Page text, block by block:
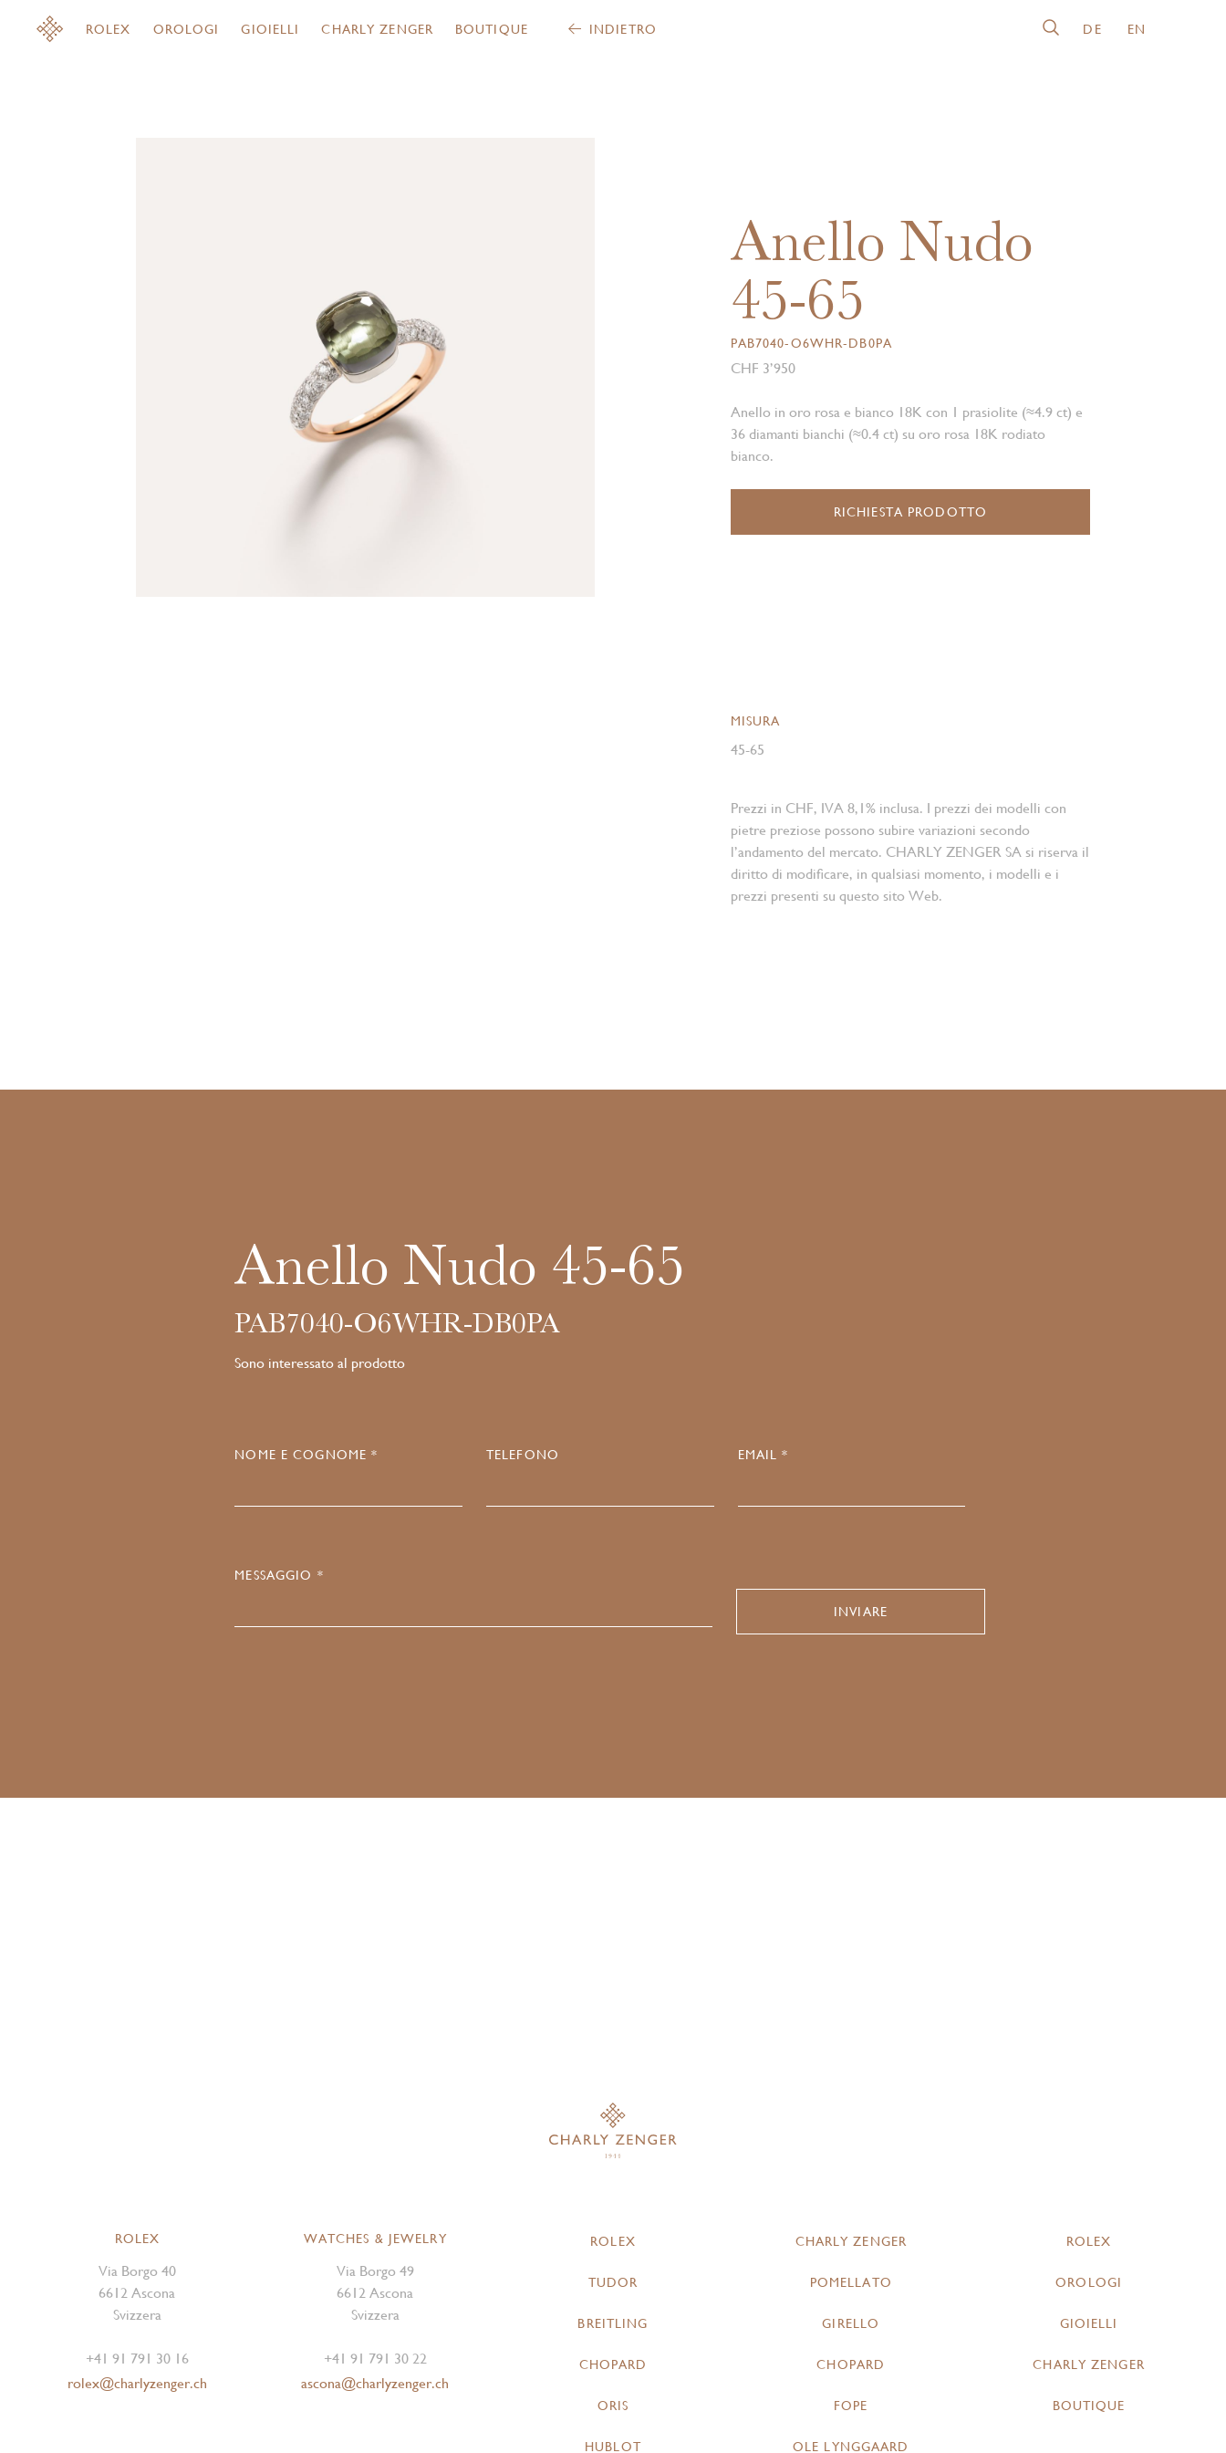
ROLEX OROLOGI GIOIELLI CHARLY ZENGER BOUTIQUE INDIETRO DE EN
Anello Nudo
45-65
PAB7040-O6WHR-DB0PA
CHF 3’950
Anello in oro rosa e bianco 18K con 1 prasiolite (≈4.9 ct) e
36 diamanti bianchi (≈0.4 ct) su oro rosa 18K rodiato
bianco.
RICHIESTA PRODOTTO
MISURA
45-65
Prezzi in CHF, IVA 8,1% inclusa. I prezzi dei modelli con
pietre preziose possono subire variazioni secondo
l’andamento del mercato. CHARLY ZENGER SA si riserva il
diritto di modificare, in qualsiasi momento, i modelli e i
prezzi presenti su questo sito Web.
Anello Nudo 45-65
PAB7040-O6WHR-DB0PA
Sono interessato al prodotto
NOME E COGNOME * TELEFONO EMAIL *
MESSAGGIO *
ROLEX
Via Borgo 40
6612 Ascona
Svizzera
+41 91 791 30 16
rolex@charlyzenger.ch
WATCHES & JEWELRY
Via Borgo 49
6612 Ascona
Svizzera
+41 91 791 30 22
ascona@charlyzenger.ch
ROLEX
TUDOR
BREITLING
CHOPARD
ORIS
HUBLOT
CHARLY ZENGER
POMELLATO
GIRELLO
CHOPARD
FOPE
OLE LYNGGAARD
ROLEX
OROLOGI
GIOIELLI
CHARLY ZENGER
BOUTIQUE